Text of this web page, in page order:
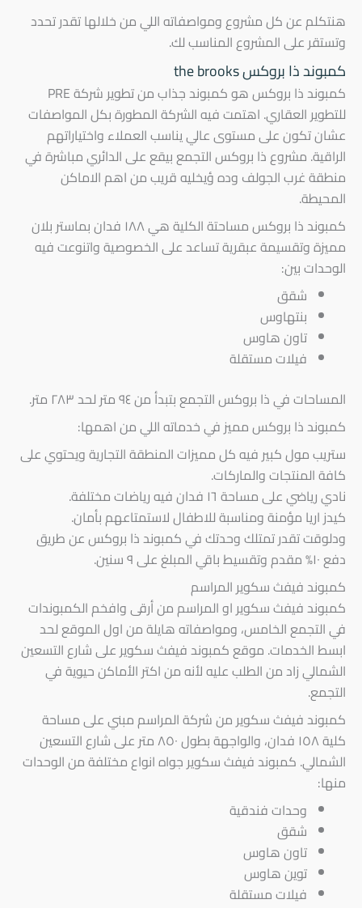
هنتكلم عن كل مشروع ومواصفاته اللي من خلالها تقدر تحدد
وتستقر على المشروع المناسب لك.
كمبوند ذا بروكس the brooks
كمبوند ذا بروكس هو كمبوند جذاب من تطوير شركة PRE
للتطوير العقاري. اهتمت فيه الشركة المطورة بكل المواصفات
عشان تكون على مستوى عالي يناسب العملاء واختياراتهم
الراقية. مشروع ذا بروكس التجمع بيقع على الدائري مباشرة في
منطقة غرب الجولف وده ؤيخليه قريب من اهم الاماكن
المحيطة.
كمبوند ذا بروكس مساحتة الكلية هي ١٨٨ فدان بماستر بلان
مميزة وتقسيمة عبقرية تساعد على الخصوصية واتنوعت فيه
الوحدات بين:
شقق
بنتهاوس
تاون هاوس
فيلات مستقلة
المساحات في ذا بروكس التجمع بتبدأ من ٩٤ متر لحد ٢٨٣ متر.
كمبوند ذا بروكس مميز في خدماته اللي من اهمها:
ستريب مول كبير فيه كل مميزات المنطقة التجارية ويحتوي على
كافة المنتجات والماركات.
نادي رياضي على مساحة ١٦ فدان فيه رياضات مختلفة.
كيدز اريا مؤمنة ومناسبة للاطفال لاستمتاعهم بأمان.
ودلوقت تقدر تمتلك وحدتك في كمبوند ذا بروكس عن طريق
دفع ١٠% مقدم وتقسيط باقي المبلغ على ٩ سنين.
كمبوند فيفث سكوير المراسم
كمبوند فيفث سكوير او المراسم من أرقى وافخم الكمبوندات
في التجمع الخامس، ومواصفاته هايلة من اول الموقع لحد
ابسط الخدمات. موقع كمبوند فيفث سكوير على شارع التسعين
الشمالي زاد من الطلب عليه لأنه من اكتر الأماكن حيوية في
التجمع.
كمبوند فيفث سكوير من شركة المراسم مبني على مساحة
كلية ١٥٨ فدان، والواجهة بطول ٨٥٠ متر على شارع التسعين
الشمالي. كمبوند فيفث سكوير جواه انواع مختلفة من الوحدات
منها:
وحدات فندقية
شقق
تاون هاوس
توين هاوس
فيلات مستقلة